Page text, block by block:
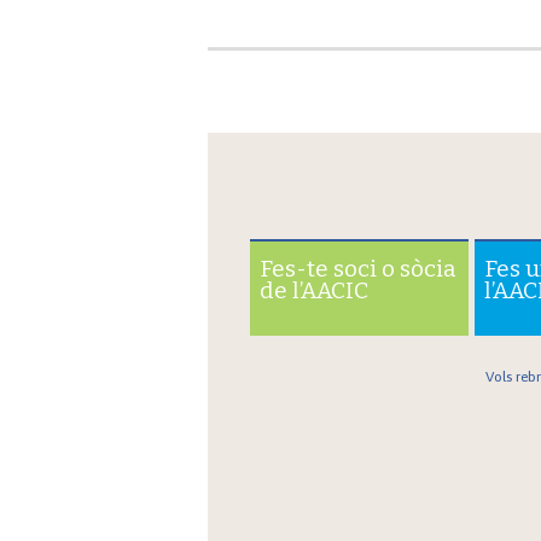
Fes-te soci o sòcia
de l’AACIC
Fes
Vols